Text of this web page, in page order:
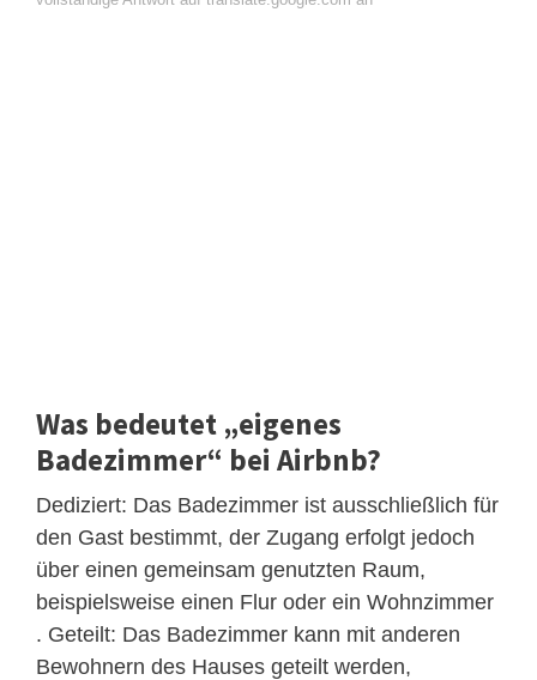
Was bedeutet „eigenes
Badezimmer“ bei Airbnb?
Dediziert: Das Badezimmer ist ausschließlich für
den Gast bestimmt, der Zugang erfolgt jedoch
über einen gemeinsam genutzten Raum,
beispielsweise einen Flur oder ein Wohnzimmer
. Geteilt: Das Badezimmer kann mit anderen
Bewohnern des Hauses geteilt werden,